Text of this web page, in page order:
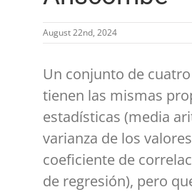
August 22nd, 2024
Un conjunto de cuatro
tienen las mismas
estadísticas (media
varianza de los
coeficiente de
de regresión), pero